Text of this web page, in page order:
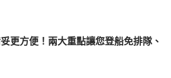
更方便！兩大重點讓您登船免排隊、